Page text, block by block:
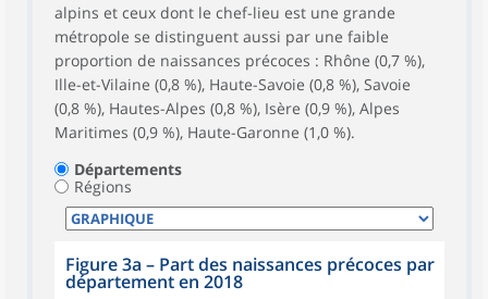
alpins et ceux dont le chef-lieu est une grande
métropole se distinguent aussi par une faible
proportion de naissances précoces : Rhône (0,7 %),
Ille-et-Vilaine (0,8 %), Haute-Savoie (0,8 %), Savoie
(0,8 %), Hautes-Alpes (0,8 %), Isère (0,9 %), Alpes
Maritimes (0,9 %), Haute-Garonne (1,0 %).
Départements
Régions
Figure 3a – Part des naissances précoces par
département en 2018